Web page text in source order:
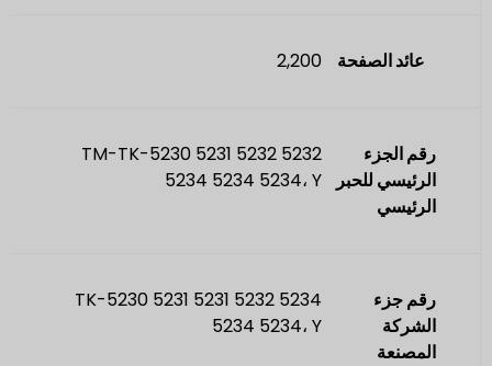
عائد الصفحة 2,200
رقم الجزء
الرئيسي للحبر
الرئيسي
TM-TK-5230 5231 5232 5232
5234 5234 5234، Y
رقم جزء
الشركة
المصنعة
TK-5230 5231 5231 5232 5234
5234 5234، Y